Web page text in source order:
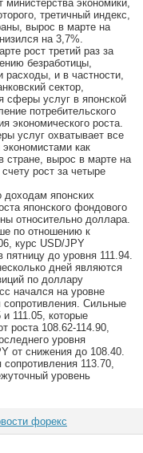
министерства экономики,
третичный индекс,
вырос в марте на
на 3,7%.
рост третий раз за
безработицы,
расходы, и в частности,
сектор,
сферы услуг в японской
потребительского
экономического роста.
услуг охватывает все
как
стране, вырос в марте на
рост за четыре
японских
японского фондового
относительно доллара.
по отношению к
курс USD/JPY
пятницу до уровня 111.94.
дней являются
по доллару
начался на уровне
Сильные
111.05, которые
роста 108.62-114.90,
уровня
от снижения до 108.40.
113.70,
уровень
форекс